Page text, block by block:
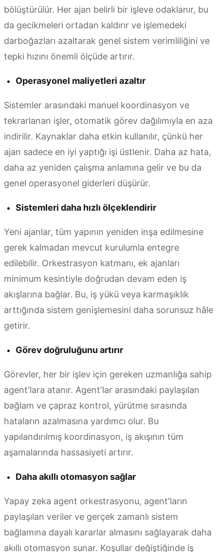
bölüştürülür. Her ajan belirli bir işleve odaklanır, bu
da gecikmeleri ortadan kaldırır ve işlemedeki
darboğazları azaltarak genel sistem verimliliğini ve
tepki hızını önemli ölçüde artırır.
Operasyonel maliyetleri azaltır
Sistemler arasındaki manuel koordinasyon ve
tekrarlanan işler, otomatik görev dağılımıyla en aza
indirilir. Kaynaklar daha etkin kullanılır, çünkü her
ajan sadece en iyi yaptığı işi üstlenir. Daha az hata,
daha az yeniden çalışma anlamına gelir ve bu da
genel operasyonel giderleri düşürür.
Sistemleri daha hızlı ölçeklendirir
Yeni ajanlar, tüm yapının yeniden inşa edilmesine
gerek kalmadan mevcut kurulumla entegre
edilebilir. Orkestrasyon katmanı, ek ajanları
minimum kesintiyle doğrudan devam eden iş
akışlarına bağlar. Bu, iş yükü veya karmaşıklık
arttığında sistem genişlemesini daha sorunsuz hâle
getirir.
Görev doğruluğunu artırır
Görevler, her bir işlev için gereken uzmanlığa sahip
agent'lara atanır. Agent'lar arasındaki paylaşılan
bağlam ve çapraz kontrol, yürütme sırasında
hataların azalmasına yardımcı olur. Bu
yapılandırılmış koordinasyon, iş akışının tüm
aşamalarında hassasiyeti artırır.
Daha akıllı otomasyon sağlar
Yapay zeka agent orkestrasyonu, agent'ların
paylaşılan veriler ve gerçek zamanlı sistem
bağlamına dayalı kararlar almasını sağlayarak daha
akıllı otomasyon sunar. Koşullar değiştiğinde iş